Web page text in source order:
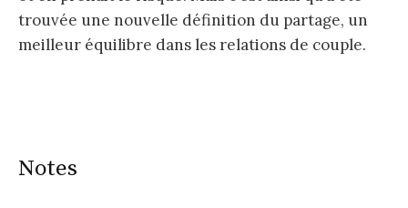
trouvée une nouvelle définition du partage, un
meilleur équilibre dans les relations de couple.
Notes